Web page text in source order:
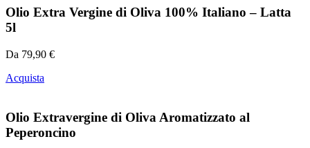
Olio Extra Vergine di Oliva 100% Italiano – Latta
5l
Da 79,90 €
Acquista
Olio Extravergine di Oliva Aromatizzato al
Peperoncino